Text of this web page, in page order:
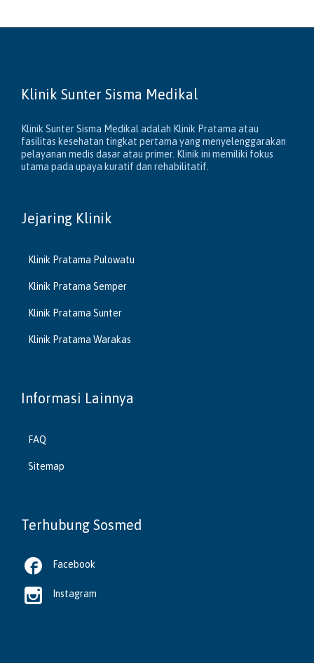
Klinik Sunter Sisma Medikal
Klinik Sunter Sisma Medikal adalah Klinik Pratama atau
fasilitas kesehatan tingkat pertama yang menyelenggarakan
pelayanan medis dasar atau primer. Klinik ini memiliki fokus
utama pada upaya kuratif dan rehabilitatif.
Jejaring Klinik
Klinik Pratama Pulowatu
Klinik Pratama Semper
Klinik Pratama Sunter
Klinik Pratama Warakas
Informasi Lainnya
FAQ
Sitemap
Terhubung Sosmed
 Facebook
 Instagram